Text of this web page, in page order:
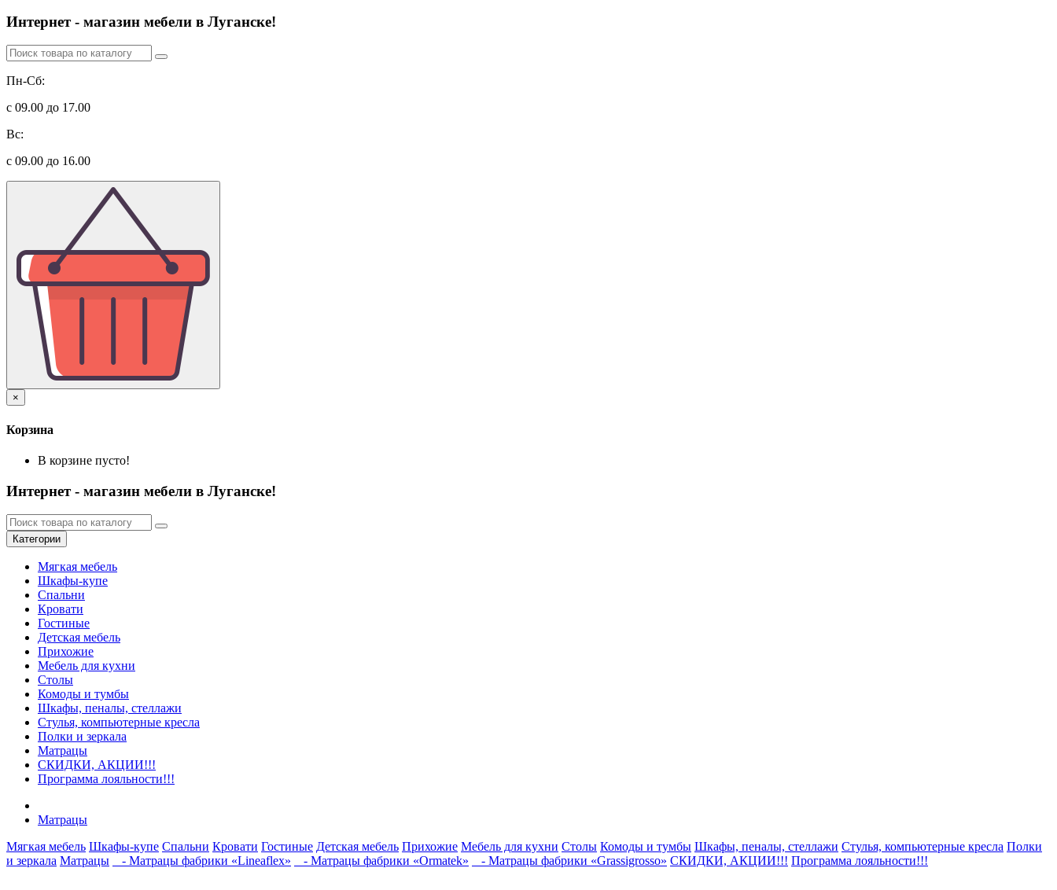
Интернет - магазин мебели в Луганске!
Пн-Сб:
с 09.00 до 17.00
Вс:
с 09.00 до 16.00
×
Корзина
В корзине пусто!
Интернет - магазин мебели в Луганске!
Категории
Мягкая мебель
Шкафы-купе
Спальни
Кровати
Гостиные
Детская мебель
Прихожие
Мебель для кухни
Столы
Комоды и тумбы
Шкафы, пеналы, стеллажи
Стулья, компьютерные кресла
Полки и зеркала
Матрацы
СКИДКИ, АКЦИИ!!!
Программа лояльности!!!
Матрацы
Мягкая мебель Шкафы-купе Спальни Кровати Гостиные Детская мебель Прихожие Мебель для кухни Столы Комоды и тумбы Шкафы, пеналы, стеллажи Стулья, компьютерные кресла Полки
и зеркала Матрацы - Матрацы фабрики «Lineaflex» - Матрацы фабрики «Ormatek» - Матрацы фабрики «Grassigrosso» СКИДКИ, АКЦИИ!!! Программа лояльности!!!